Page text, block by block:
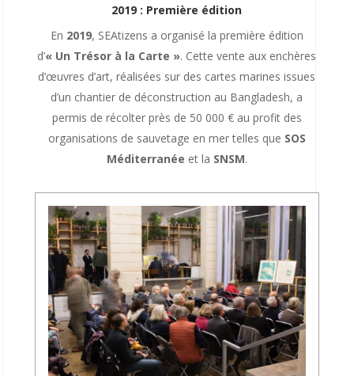
2019 : Première édition
En 2019, SEAtizens a organisé la première édition
d’« Un Trésor à la Carte ». Cette vente aux enchères
d’œuvres d’art, réalisées sur des cartes marines issues
d’un chantier de déconstruction au Bangladesh, a
permis de récolter près de 50 000 € au profit des
organisations de sauvetage en mer telles que SOS
Méditerranée et la SNSM.